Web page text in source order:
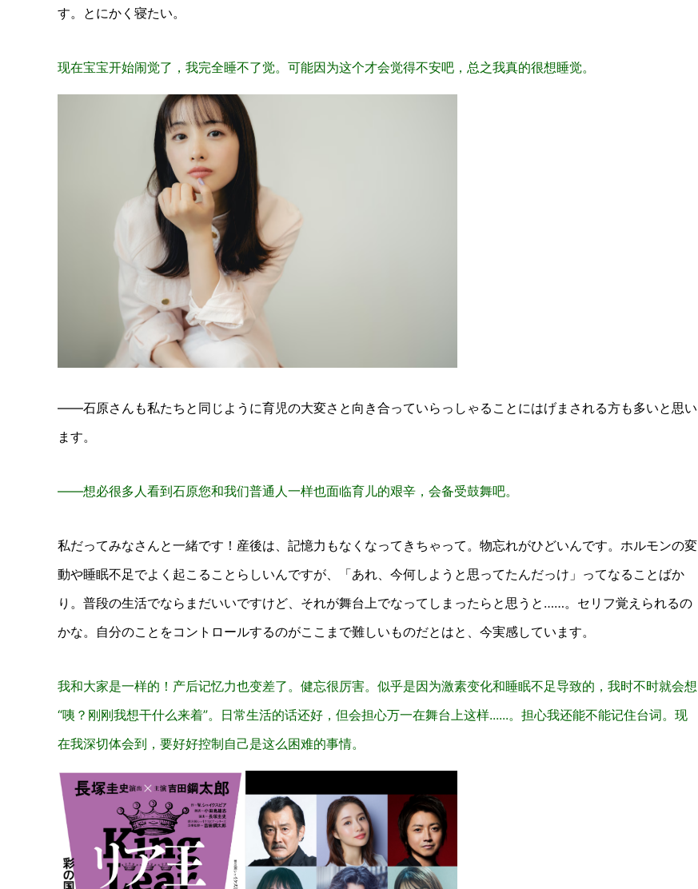
す。とにかく寝たい。
现在宝宝开始闹觉了，我完全睡不了觉。可能因为这个才会觉得不安吧，总之我真的很想睡觉。
――石原さんも私たちと同じように育児の大変さと向き合っていらっしゃることにはげまされる方も多いと思い
ます。
——想必很多人看到石原您和我们普通人一样也面临育儿的艰辛，会备受鼓舞吧。
私だってみなさんと一緒です！産後は、記憶力もなくなってきちゃって。物忘れがひどいんです。ホルモンの変
動や睡眠不足でよく起こることらしいんですが、「あれ、今何しようと思ってたんだっけ」ってなることばか
り。普段の生活でならまだいいですけど、それが舞台上でなってしまったらと思うと……。セリフ覚えられるの
かな。自分のことをコントロールするのがここまで難しいものだとはと、今実感しています。
我和大家是一样的！产后记忆力也变差了。健忘很厉害。似乎是因为激素变化和睡眠不足导致的，我时不时就会想
“咦？刚刚我想干什么来着”。日常生活的话还好，但会担心万一在舞台上这样......。担心我还能不能记住台词。现
在我深切体会到，要好好控制自己是这么困难的事情。